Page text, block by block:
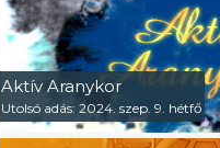
Aktív Aranykor
Utolsó adás: 2024. szep. 9. hétfő